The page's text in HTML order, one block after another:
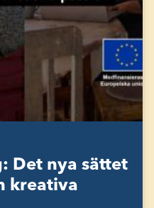
Det nya sättet
kreativa